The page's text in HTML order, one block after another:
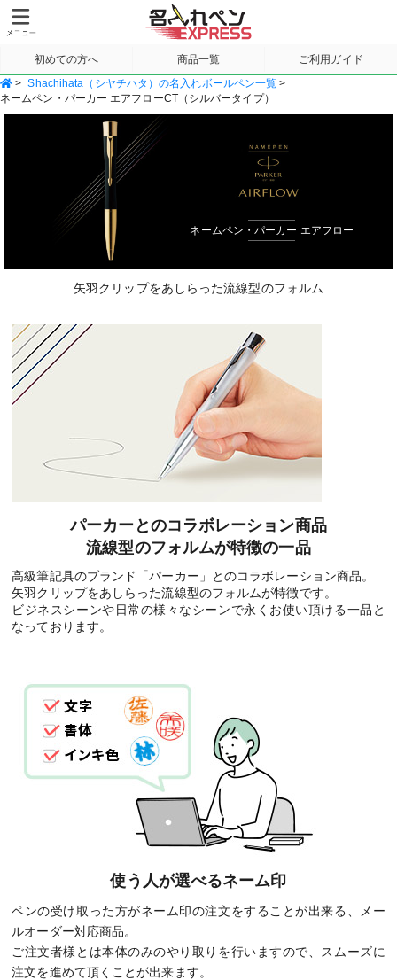
初めての方へ 商品一覧 ご利用ガイド
サンプル請求
> Shachihata（シヤチハタ）の名入れボールペン一覧 >
ネームペン・パーカー エアフローCT（シルバータイプ）
ネームペン・パーカー エアフロー
矢羽クリップをあしらった流線型のフォルム
パーカーとのコラボレーション商品
流線型のフォルムが特徴の一品
高級筆記具のブランド「パーカー」とのコラボレーション商品。
矢羽クリップをあしらった流線型のフォルムが特徴です。
ビジネスシーンや日常の様々なシーンで永くお使い頂ける一品と
なっております。
使う人が選べるネーム印
ペンの受け取った方がネーム印の注文をすることが出来る、メー
ルオーダー対応商品。
ご注文者様とは本体のみのやり取りを行いますので、スムーズに
注文を進めて頂くことが出来ます。